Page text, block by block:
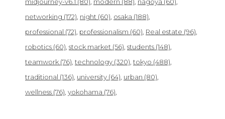
networking (172) night (60) osaka (188)
professional (72) professionalism (60) Real estate (96)
robotics (60) stock market (56) students (148)
teamwork (76) technology (320) tokyo (488)
traditional (136) university (64) urban (80)
wellness (76) yokohama (76)